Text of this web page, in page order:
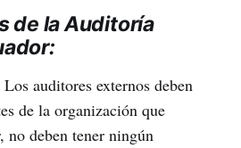
de la Auditoría
auditores externos deben
de la organización que
no deben tener ningún